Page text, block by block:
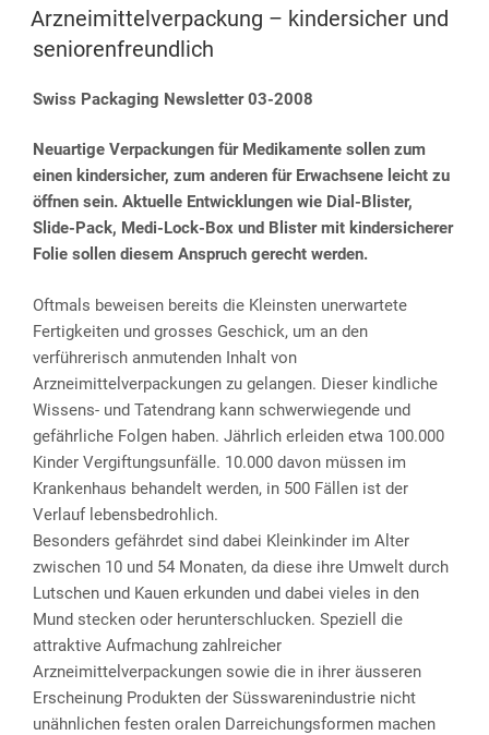
VERÖFFENTLICHT
AM
Arzneimittelverpackung – kindersicher und
seniorenfreundlich
Swiss Packaging Newsletter 03-2008
Neuartige Verpackungen für Medikamente sollen zum
einen kindersicher, zum anderen für Erwachsene leicht zu
öffnen sein. Aktuelle Entwicklungen wie Dial-Blister,
Slide-Pack, Medi-Lock-Box und Blister mit kindersicherer
Folie sollen diesem Anspruch gerecht werden.
Oftmals beweisen bereits die Kleinsten unerwartete
Fertigkeiten und grosses Geschick, um an den
verführerisch anmutenden Inhalt von
Arzneimittelverpackungen zu gelangen. Dieser kindliche
Wissens- und Tatendrang kann schwerwiegende und
gefährliche Folgen haben. Jährlich erleiden etwa 100.000
Kinder Vergiftungsunfälle. 10.000 davon müssen im
Krankenhaus behandelt werden, in 500 Fällen ist der
Verlauf lebensbedrohlich.
Besonders gefährdet sind dabei Kleinkinder im Alter
zwischen 10 und 54 Monaten, da diese ihre Umwelt durch
Lutschen und Kauen erkunden und dabei vieles in den
Mund stecken oder herunterschlucken. Speziell die
attraktive Aufmachung zahlreicher
Arzneimittelverpackungen sowie die in ihrer äusseren
Erscheinung Produkten der Süsswarenindustrie nicht
unähnlichen festen oralen Darreichungsformen machen